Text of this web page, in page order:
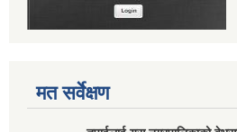
मत सर्वेक्षण